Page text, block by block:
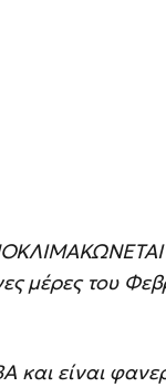
μέρες του
και είναι